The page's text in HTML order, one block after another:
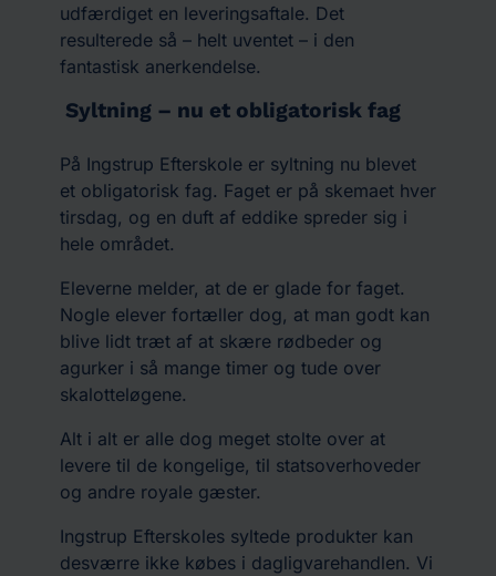
udfærdiget en leveringsaftale. Det
resulterede så – helt uventet – i den
fantastisk anerkendelse.
Syltning – nu et obligatorisk fag
På Ingstrup Efterskole er syltning nu blevet
et obligatorisk fag. Faget er på skemaet hver
tirsdag, og en duft af eddike spreder sig i
hele området.
Eleverne melder, at de er glade for faget.
Nogle elever fortæller dog, at man godt kan
blive lidt træt af at skære rødbeder og
agurker i så mange timer og tude over
skalotteløgene.
Alt i alt er alle dog meget stolte over at
levere til de kongelige, til statsoverhoveder
og andre royale gæster.
Ingstrup Efterskoles syltede produkter kan
desværre ikke købes i dagligvarehandlen. Vi